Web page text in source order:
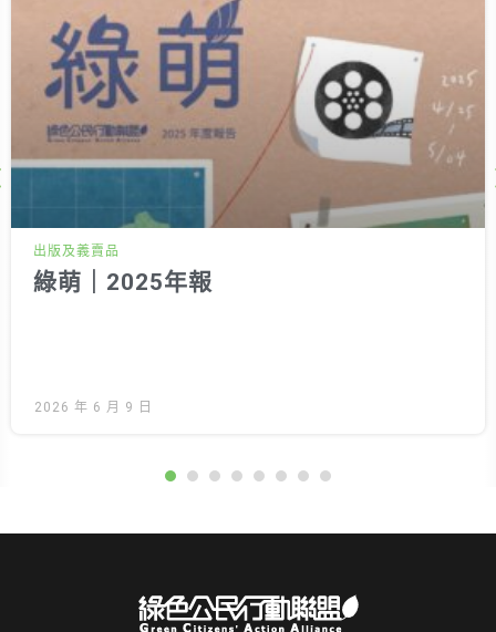
活動紀錄
教育推廣申請
加入志工
出版及義賣品
綠萌｜2025年報
2026 年 6 月 9 日